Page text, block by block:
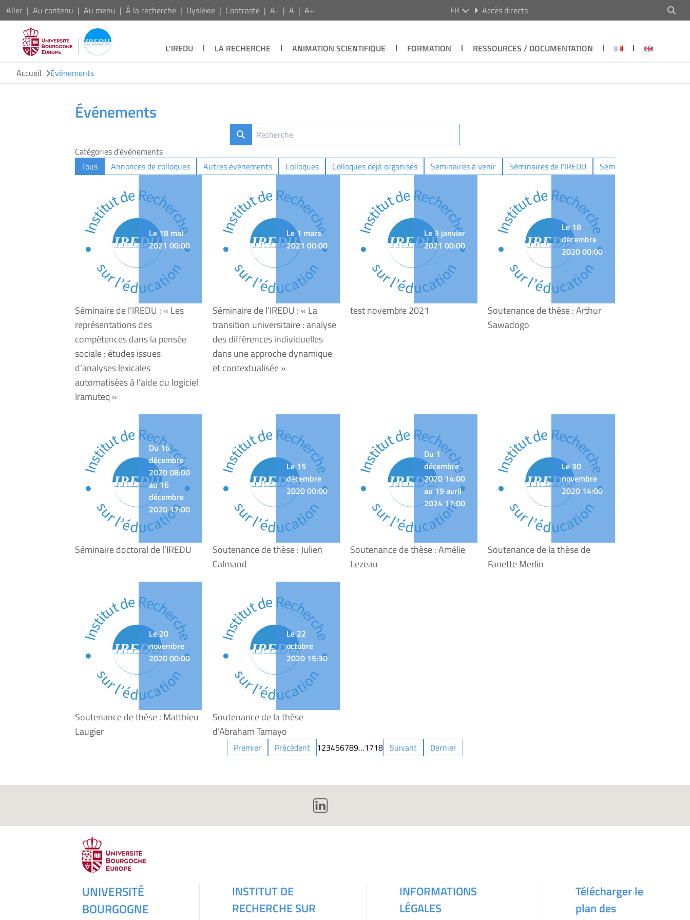
Aller Au contenu Au menu À la recherche Dyslexie Contraste A- A A+ FR Accès directs
L'IREDU LA RECHERCHE ANIMATION SCIENTIFIQUE FORMATION
RESSOURCES / DOCUMENTATION
Accueil
Événements
Événements
Catégories d’événements
Tous
Annonces de colloques Autres événements Colloques Colloques déjà organisés Séminaires à venir Séminaires de l'IREDU Séminaires déja organisés
Le 18 mai
2021 00:00
Séminaire de l’IREDU : « Les
représentations des
compétences dans la pensée
sociale : études issues
d’analyses lexicales
automatisées à l’aide du logiciel
Iramuteq »
Le 1 mars
2021 00:00
Séminaire de l’IREDU : « La
transition universitaire : analyse
des différences individuelles
dans une approche dynamique
et contextualisée »
Le 3 janvier
2021 00:00
test novembre 2021
Le 18
décembre
2020 00:00
Soutenance de thèse : Arthur
Sawadogo
Du 16
décembre
2020 08:00
au 16
décembre
2020 17:00
Séminaire doctoral de l’IREDU
Le 15
décembre
2020 00:00
Soutenance de thèse : Julien
Calmand
Du 1
décembre
2020 14:00
au 19 avril
2024 17:00
Soutenance de thèse : Amélie
Lezeau
Le 30
novembre
2020 14:00
Soutenance de la thèse de
Fanette Merlin
Le 20
novembre
2020 00:00
Soutenance de thèse : Matthieu
Laugier
Le 22
octobre
2020 15:30
Soutenance de la thèse
d’Abraham Tamayo
Premier Précédent 123456789…1718 Suivant Dernier
UNIVERSITÉ
BOURGOGNE
INSTITUT DE
RECHERCHE SUR
INFORMATIONS
LÉGALES
Télécharger le
plan des